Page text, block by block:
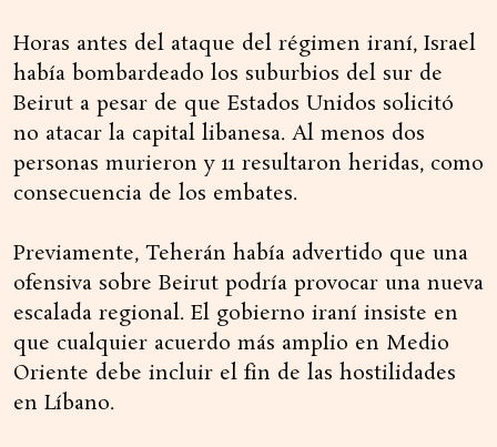
Horas antes del ataque del régimen iraní, Israel
había bombardeado los suburbios del sur de
Beirut a pesar de que Estados Unidos solicitó
no atacar la capital libanesa. Al menos dos
personas murieron y 11 resultaron heridas, como
consecuencia de los embates.
Previamente, Teherán había advertido que una
ofensiva sobre Beirut podría provocar una nueva
escalada regional. El gobierno iraní insiste en
que cualquier acuerdo más amplio en Medio
Oriente debe incluir el fin de las hostilidades
en Líbano.